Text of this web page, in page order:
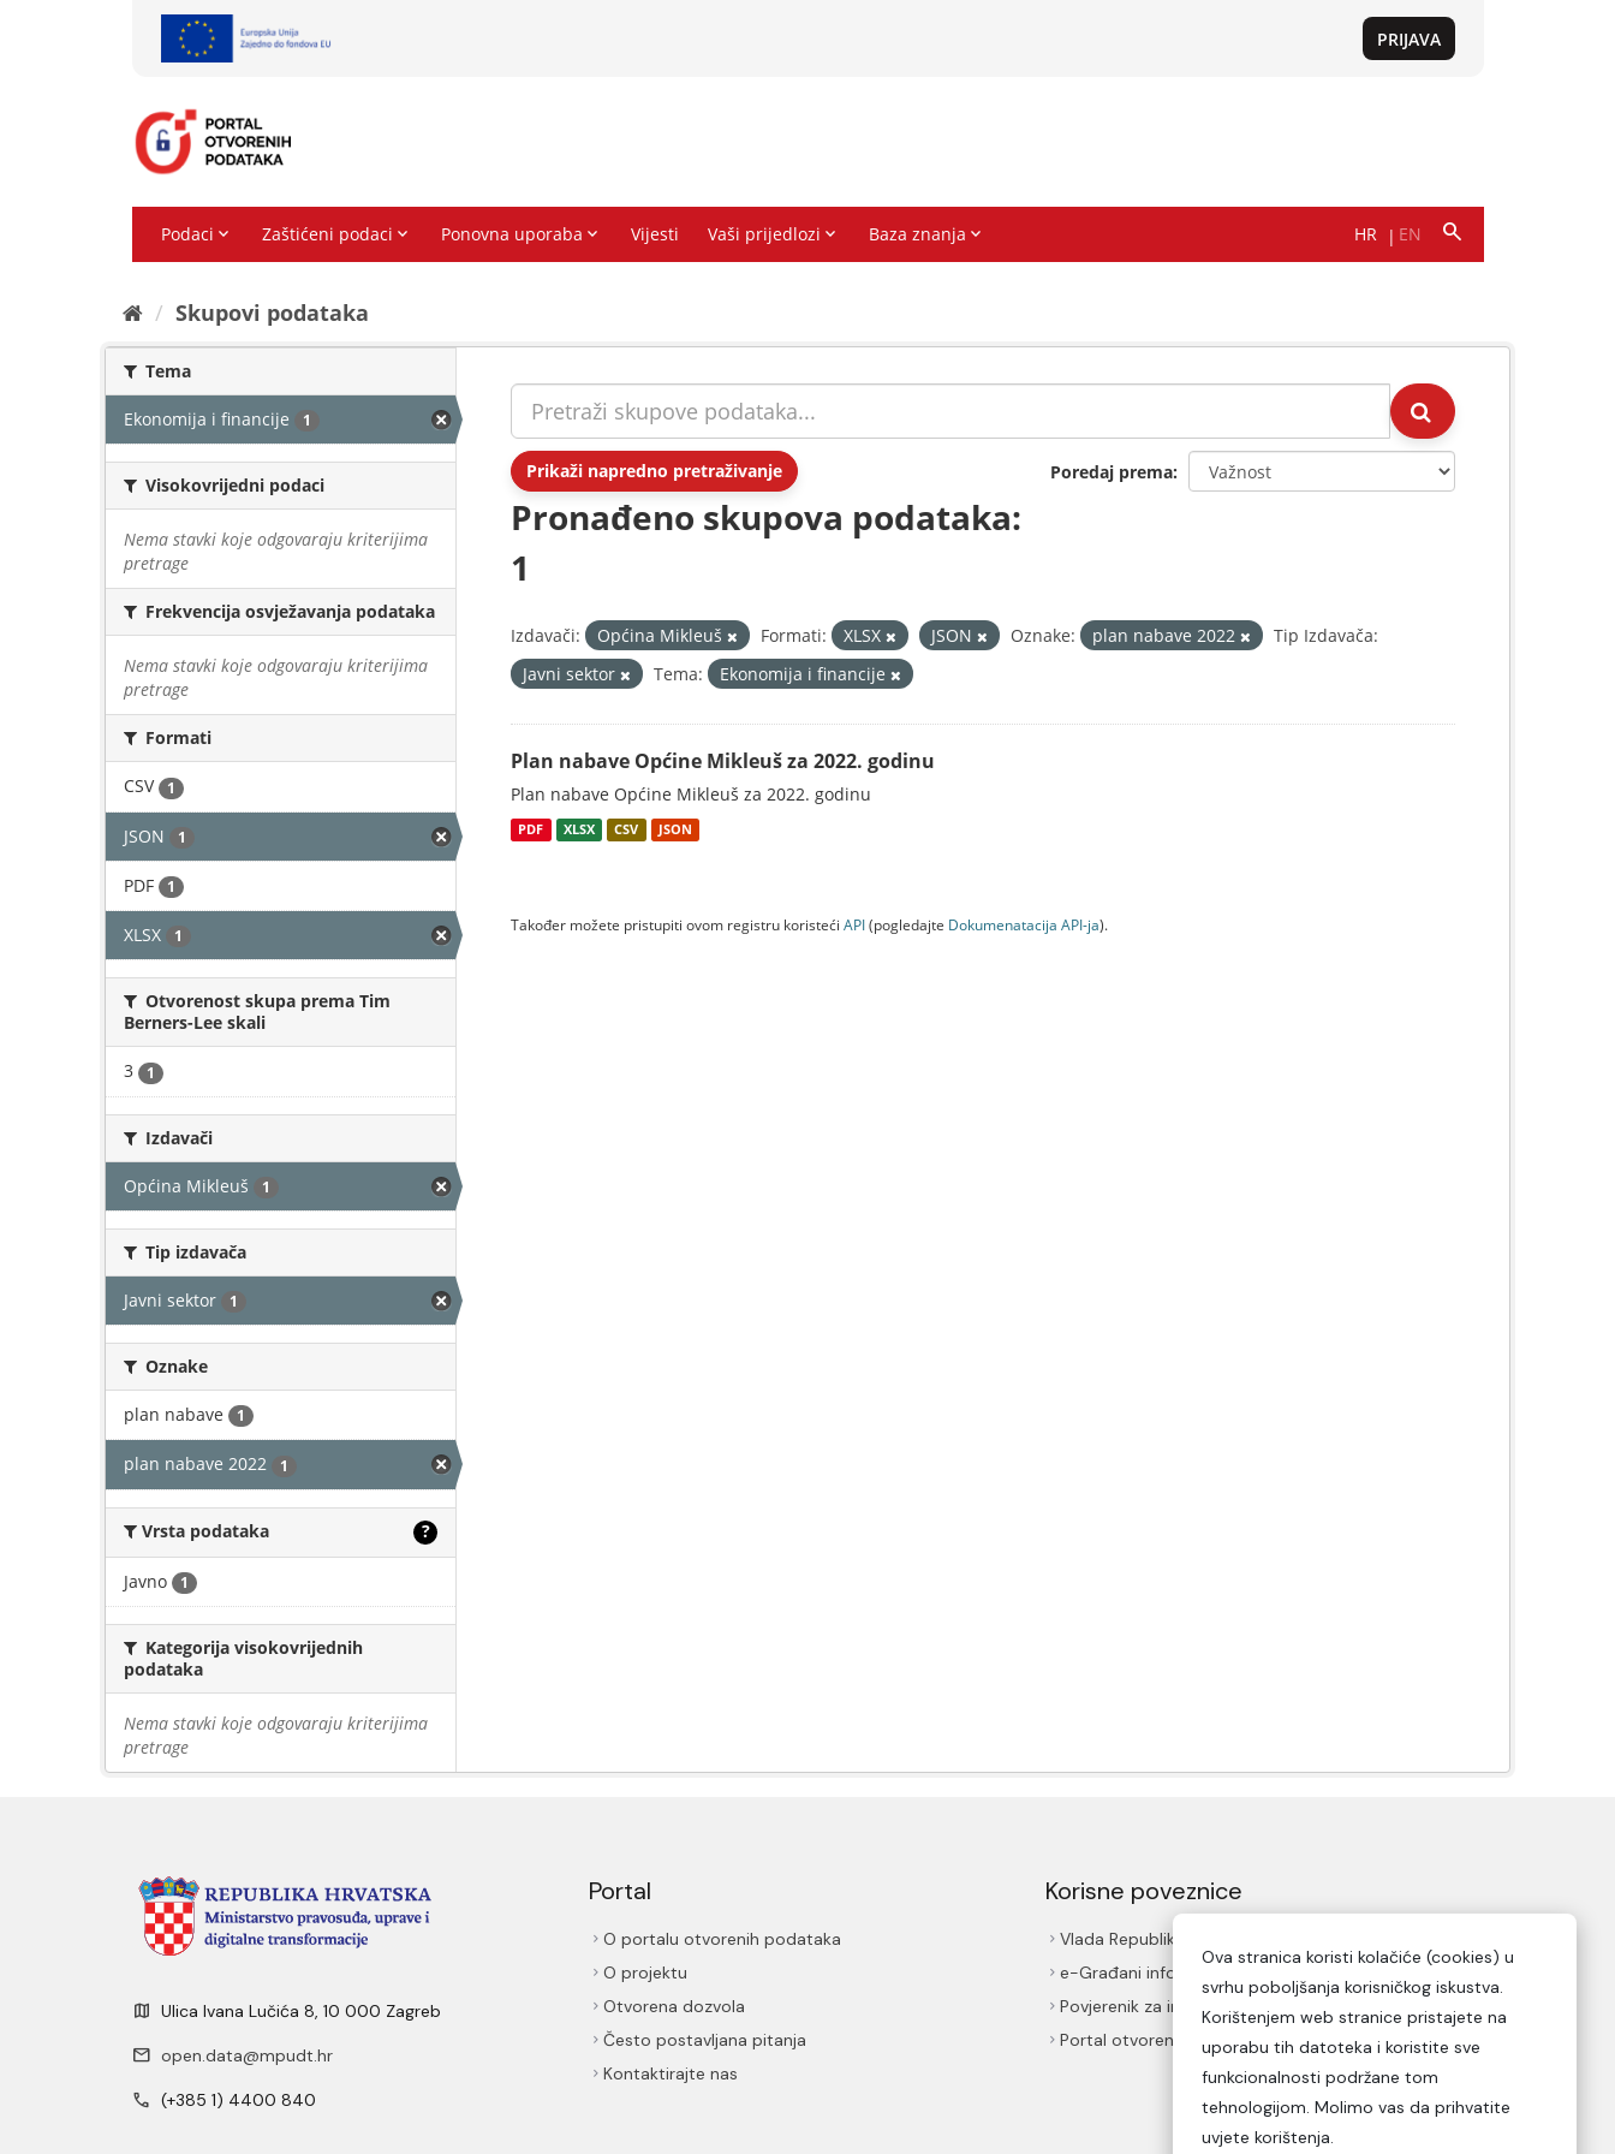
Skupovi podаtаkа
Tema
Ekonomija i financije 1
Visokovrijedni podaci
Nema stavki koje odgovaraju kriterijima
pretrage
Frekvencija osvježavanja podataka
Nema stavki koje odgovaraju kriterijima
pretrage
Formati
CSV 1
JSON 1
PDF 1
XLSX 1
Otvorenost skupa prema Tim
Berners-Lee skali
3 1
Izdavači
Općina Mikleuš 1
Tip izdavača
Javni sektor 1
Oznake
plan nabave 1
plan nabave 2022 1
Vrsta podataka ?
Javno 1
Kategorija visokovrijednih
podataka
Nema stavki koje odgovaraju kriterijima
pretrage
Prikaži napredno pretraživanje Poredaj prema
Pronađeno skupova podataka:
1
Izdavači: Općina Mikleuš Formati: XLSX JSON Oznake: plan nabave 2022
Tip Izdavača:
Javni sektor
Tema: Ekonomija i financije
Plan nabave Općine Mikleuš za 2022. godinu
Plan nabave Općine Mikleuš za 2022. godinu
PDF XLSX CSV JSON
Također možete pristupiti ovom registru koristeći API(pogledajte Dokumenаtаcijа API-jа).